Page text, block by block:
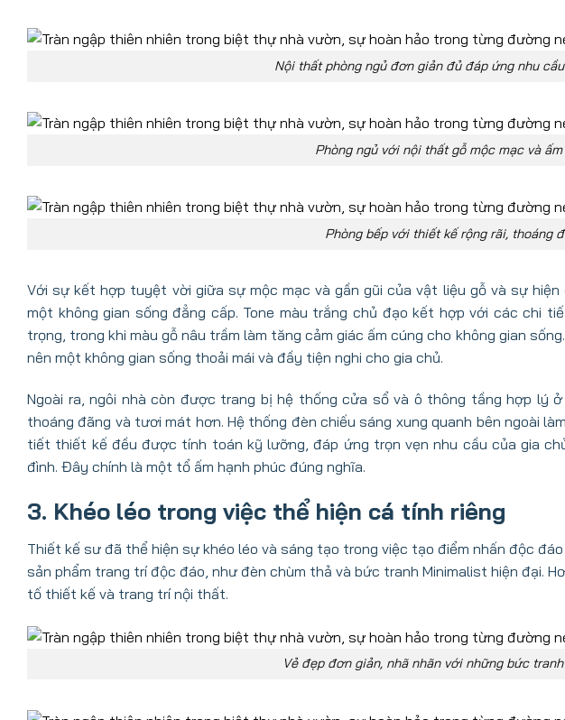
Nội thất phòng ngủ đơn giản đủ đáp ứng nhu
Phòng ngủ với nội thất gỗ mộc mạc và
Phòng bếp với thiết kế rộng rãi, thoáng
Với sự kết hợp tuyệt vời giữa sự mộc mạc và gần gũi của vật liệu gỗ và sự
một không gian sống đẳng cấp. Tone màu trắng chủ đạo kết hợp với các chi
trọng, trong khi màu gỗ nâu trầm làm tăng cảm giác ấm cúng cho không gian
nên một không gian sống thoải mái và đầy tiện nghi cho gia chủ.
Ngoài ra, ngôi nhà còn được trang bị hệ thống cửa sổ và ô thông tầng hợp lý
thoáng đãng và tươi mát hơn. Hệ thống đèn chiếu sáng xung quanh bên ngoài
tiết thiết kế đều được tính toán kỹ lưỡng, đáp ứng trọn vẹn nhu cầu của gia
đình. Đây chính là một tổ ấm hạnh phúc đúng nghĩa.
3. Khéo léo trong việc thể hiện cá tính riêng
Thiết kế sư đã thể hiện sự khéo léo và sáng tạo trong việc tạo điểm nhấn độc
sản phẩm trang trí độc đáo, như đèn chùm thả và bức tranh Minimalist hiện đại.
tố thiết kế và trang trí nội thất.
Vẻ đẹp đơn giản, nhã nhãn với những bức